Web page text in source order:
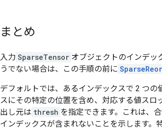
まとめ
入力 SparseTensor オブジェクトのインデッ
うでない場合は、この手順の前に
デフォルトでは、あるインデックスで 2 つ
スにその特定の位置を含め、対応する値スロ
出し元は thresh を指定できます。これは、
インデックスが含まれないことを示します。